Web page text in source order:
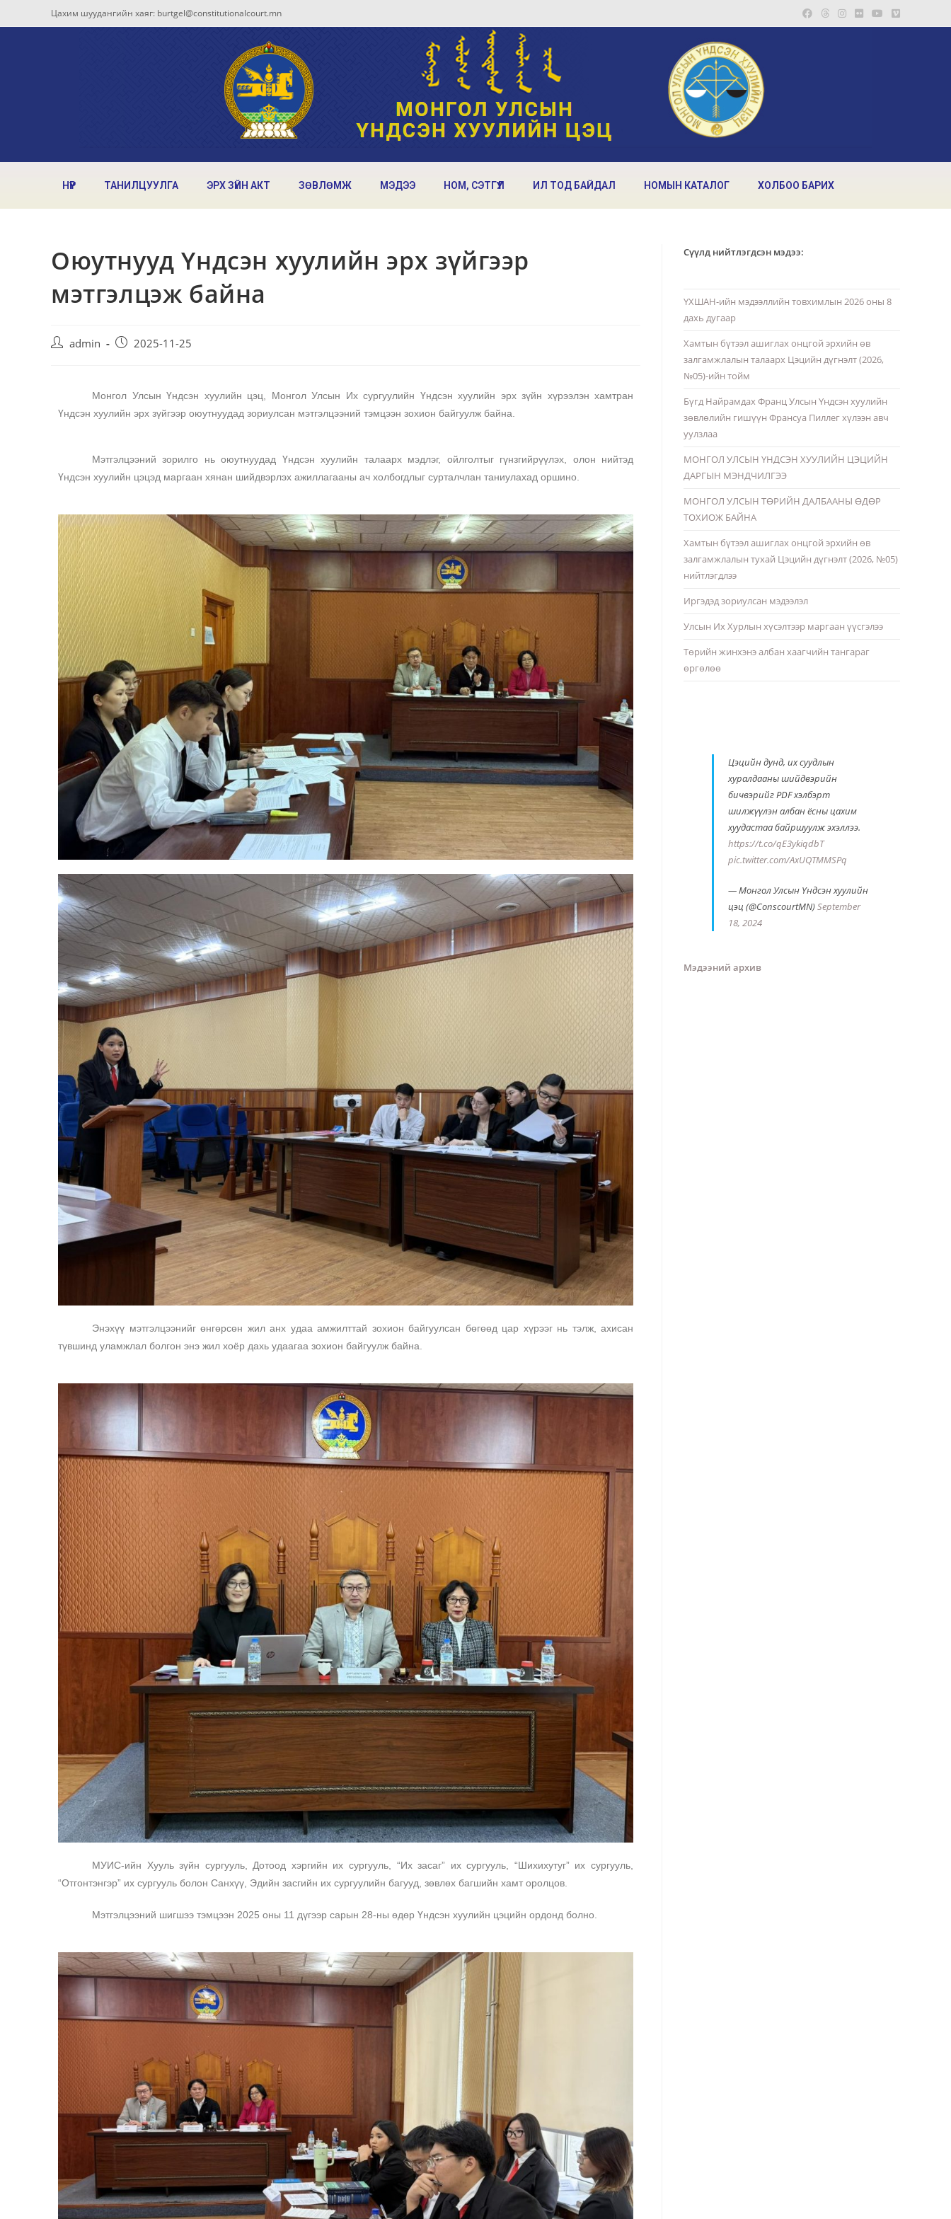
Цахим шуудангийн хаяг: burtgel@constitutionalcourt.mn
НҮҮР ТАНИЛЦУУЛГА ЭРХ ЗҮЙН АКТ ЗӨВЛӨМЖ МЭДЭЭ НОМ, СЭТГҮҮЛ ИЛ ТОД БАЙДАЛ НОМЫН КАТАЛОГ ХОЛБОО БАРИХ
Оюутнууд Үндсэн хуулийн эрх зүйгээр
мэтгэлцэж байна
admin 2025-11-25
Монгол Улсын Үндсэн хуулийн цэц, Монгол Улсын Их сургуулийн Үндсэн хуулийн эрх зүйн хүрээлэн хамтран
Үндсэн хуулийн эрх зүйгээр оюутнуудад зориулсан мэтгэлцээний тэмцээн зохион байгуулж байна.
Мэтгэлцээний зорилго нь оюутнуудад Үндсэн хуулийн талаарх мэдлэг, ойлголтыг гүнзгийрүүлэх, олон нийтэд
Үндсэн хуулийн цэцэд маргаан хянан шийдвэрлэх ажиллагааны ач холбогдлыг сурталчлан таниулахад оршино.
Энэхүү мэтгэлцээнийг өнгөрсөн жил анх удаа амжилттай зохион байгуулсан бөгөөд цар хүрээг нь тэлж, ахисан
түвшинд уламжлал болгон энэ жил хоёр дахь удаагаа зохион байгуулж байна.
МУИС-ийн Хууль зүйн сургууль, Дотоод хэргийн их сургууль, “Их засаг” их сургууль, “Шихихутуг” их сургууль,
“Отгонтэнгэр” их сургууль болон Санхүү, Эдийн засгийн их сургуулийн багууд, зөвлөх багшийн хамт оролцов.
Мэтгэлцээний шигшээ тэмцээн 2025 оны 11 дүгээр сарын 28-ны өдөр Үндсэн хуулийн цэцийн ордонд болно.
Сүүлд нийтлэгдсэн мэдээ:
ҮХШАН-ийн мэдээллийн товхимлын 2026 оны 8
дахь дугаар
Хамтын бүтээл ашиглах онцгой эрхийн өв
залгамжлалын талаарх Цэцийн дүгнэлт (2026,
№05)-ийн тойм
Бүгд Найрамдах Франц Улсын Үндсэн хуулийн
зөвлөлийн гишүүн Франсуа Пиллег хүлээн авч
уулзлаа
МОНГОЛ УЛСЫН ҮНДСЭН ХУУЛИЙН ЦЭЦИЙН
ДАРГЫН МЭНДЧИЛГЭЭ
МОНГОЛ УЛСЫН ТӨРИЙН ДАЛБААНЫ ӨДӨР
ТОХИОЖ БАЙНА
Хамтын бүтээл ашиглах онцгой эрхийн өв
залгамжлалын тухай Цэцийн дүгнэлт (2026, №05)
нийтлэгдлээ
Иргэдэд зориулсан мэдээлэл
Улсын Их Хурлын хүсэлтээр маргаан үүсгэлээ
Төрийн жинхэнэ албан хаагчийн тангараг
өргөлөө
Цэцийн дунд, их суудлын
хуралдааны шийдвэрийн
бичвэрийг PDF хэлбэрт
шилжүүлэн албан ёсны цахим
хуудастаа байршуулж эхэллээ.
https://t.co/qE3ykiqdbT
pic.twitter.com/AxUQTMMSPq
— Монгол Улсын Үндсэн хуулийн
цэц (@ConscourtMN)September
18, 2024
Мэдээний архив